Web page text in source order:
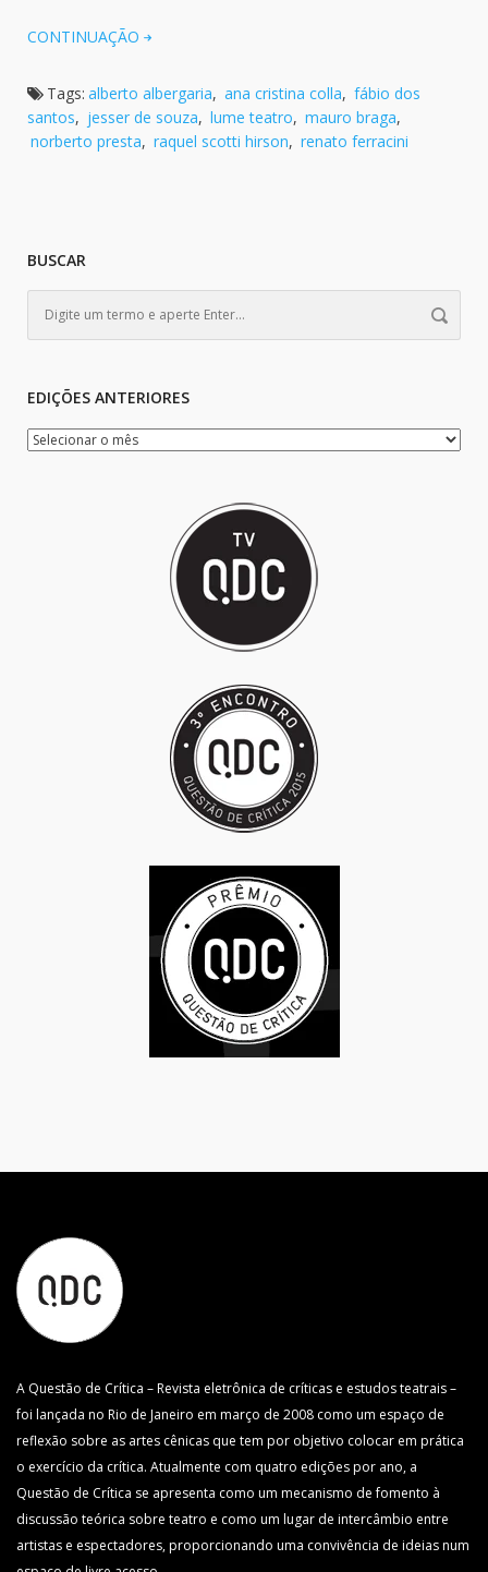
CONTINUAÇÃO
Tags: alberto albergaria, ana cristina colla, fábio dos
santos, jesser de souza, lume teatro, mauro braga,
norberto presta, raquel scotti hirson, renato ferracini
BUSCAR
EDIÇÕES ANTERIORES
A Questão de Crítica – Revista eletrônica de críticas e estudos teatrais –
foi lançada no Rio de Janeiro em março de 2008 como um espaço de
reflexão sobre as artes cênicas que tem por objetivo colocar em prática
o exercício da crítica. Atualmente com quatro edições por ano, a
Questão de Crítica se apresenta como um mecanismo de fomento à
discussão teórica sobre teatro e como um lugar de intercâmbio entre
artistas e espectadores, proporcionando uma convivência de ideias num